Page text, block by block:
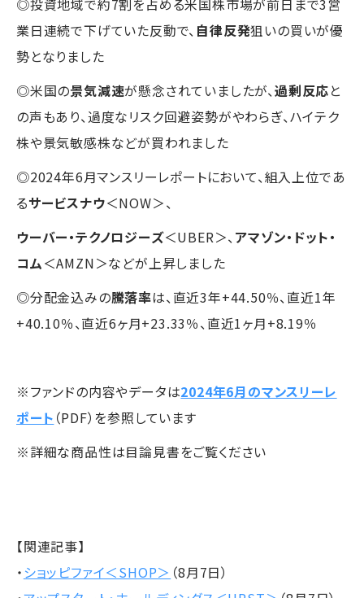
◎投資地域で約7割を占める米国株市場が前日まで3営
業日連続で下げていた反動で、 自律反発狙いの買いが優
勢となりました
◎米国の景気減速が懸念されていましたが、過剰反応と
の声もあり、過度なリスク回避姿勢がやわらぎ、ハイテク
株や景気敏感株などが買われました
◎2024年6月マンスリーレポートにおいて、組入上位であ
るサービスナウ＜NOW＞、
ウーバー・テクノロジーズ＜UBER＞、アマゾン・ドット・
コム＜AMZN＞などが上昇しました
◎分配金込みの騰落率は、直近3年+44.50％、直近1年
+40.10％、直近6ヶ月+23.33％、直近1ヶ月+8.19％
※ファンドの内容やデータは2024年6月のマンスリーレ
ポート （PDF）を参照しています
※詳細な商品性は目論見書をご覧ください
【関連記事】
・ ショッピファイ＜SHOP＞ （8月7日）